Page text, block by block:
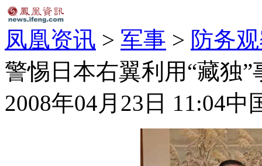
凤凰资讯 > 军事 > 防务
警惕日本右翼利用“藏独
2008年04月23日 11:04中